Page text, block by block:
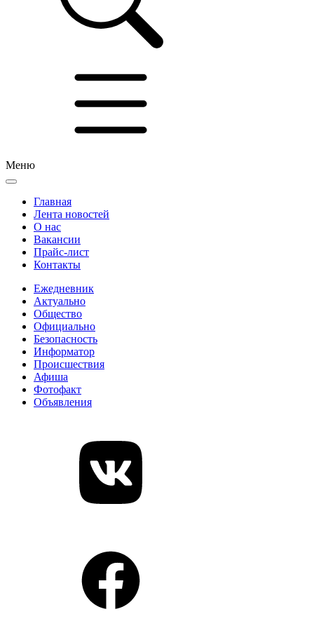
Меню
Главная
Лента новостей
О нас
Вакансии
Прайс-лист
Контакты
Ежедневник
Актуально
Общество
Официально
Безопасность
Информатор
Происшествия
Афиша
Фотофакт
Объявления